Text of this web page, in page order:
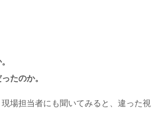
たのか。
場担当者にも聞いてみると、違った視